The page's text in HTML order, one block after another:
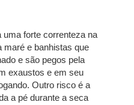
uma forte correnteza na
maré e banhistas que
e são pegos pela
exaustos e em seu
Outro risco é a
a pé durante a seca